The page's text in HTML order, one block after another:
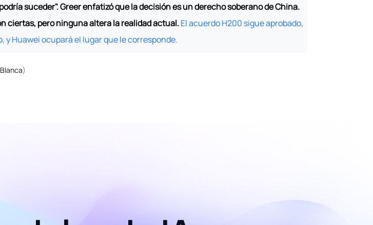
suceder". Greer enfatizó que la decisión es un derecho soberano de China.
ciertas, pero ninguna altera la realidad actual.El acuerdo H200 sigue aprobado,
y Huawei ocupará el lugar que le corresponde.
)